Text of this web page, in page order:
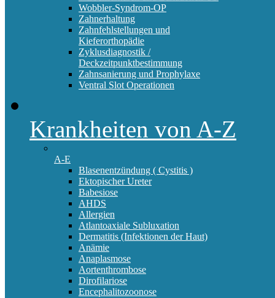
Wobbler-Syndrom-OP
Zahnerhaltung
Zahnfehlstellungen und
Kieferorthopädie
Zyklusdiagnostik /
Deckzeitpunktbestimmung
Zahnsanierung und Prophylaxe
Ventral Slot Operationen
Krankheiten von A-Z
A-E
Blasenentzündung ( Cystitis )
Ektopischer Ureter
Babesiose
AHDS
Allergien
Atlantoaxiale Subluxation
Dermatitis (Infektionen der Haut)
Anämie
Anaplasmose
Aortenthrombose
Dirofilariose
Encephalitozoonose